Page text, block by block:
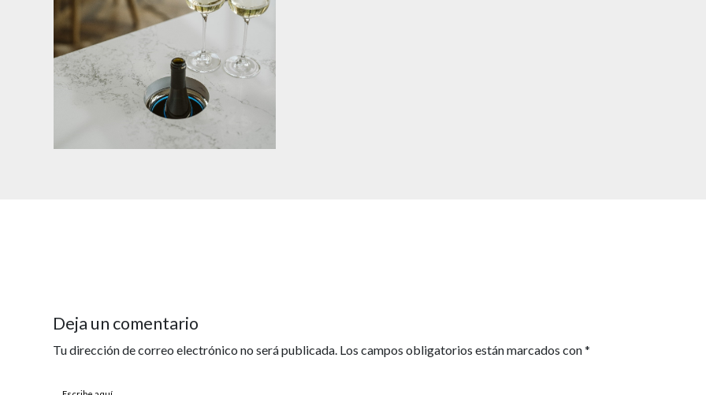
Deja un comentario
Tu dirección de correo electrónico no será publicada. Los campos obligatorios están marcados con*
Escribe